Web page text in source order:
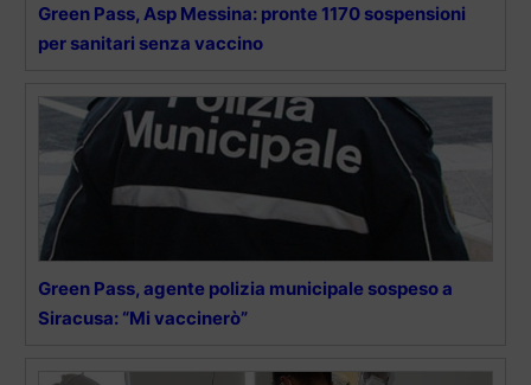
Green Pass, Asp Messina: pronte 1170 sospensioni
per sanitari senza vaccino
Green Pass, agente polizia municipale sospeso a
Siracusa: “Mi vaccinerò”